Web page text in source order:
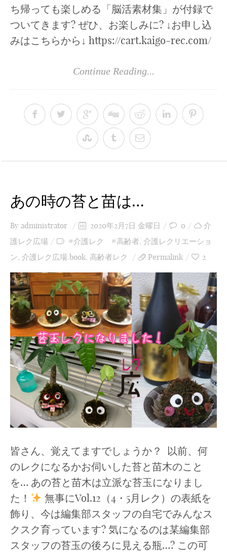
ち帰っても楽しめる「脳活素材集」が付録で
ついてきます? ぜひ、お楽しみに? ↓お申し込
みはこちらから↓ https://cart.kaigo-rec.com/
Continue Reading...
あの時の苔と苗は…
By administrator 2020年2月7日 金曜日 0
介
護レク広場
#介護レク #高齢者 介護レクリエーショ
ン 介護レク広場.book 高齢者レク Permalink 2
皆さん、覚えてますでしょうか？ 以前、何
のレクになるかお伺いした苔と苗木のこと
を… あの苔と苗木は立派な苔玉になりまし
た！
無事にVol.12（4・5月レク）の表紙を
飾り、今は編集部スタッフの自宅でみんなス
クスク育っています? 気になるのは某編集部
スタッフの苔玉の後ろに見える瓶…? この可